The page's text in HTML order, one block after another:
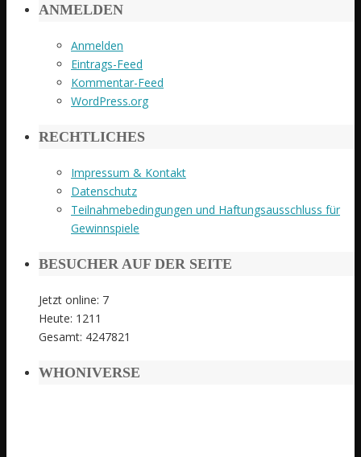
ANMELDEN
Anmelden
Eintrags-Feed
Kommentar-Feed
WordPress.org
RECHTLICHES
Impressum & Kontakt
Datenschutz
Teilnahmebedingungen und Haftungsausschluss für
Gewinnspiele
BESUCHER AUF DER SEITE
Jetzt online: 7
Heute: 1211
Gesamt: 4247821
WHONIVERSE